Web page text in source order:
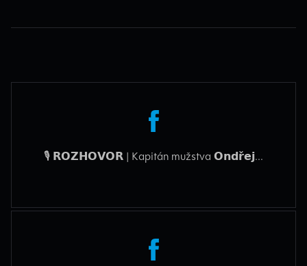
🎙️ 𝗥𝗢𝗭𝗛𝗢𝗩𝗢𝗥 | Kapitán mužstva 𝗢𝗻𝗱𝗿̌𝗲𝗷...